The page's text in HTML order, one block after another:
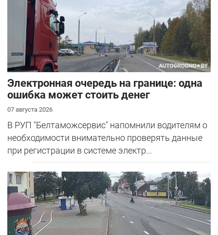
Электронная очередь на границе: одна
ошибка может стоить денег
07 августа 2026
В РУП "Белтаможсервис" напомнили водителям о
необходимости внимательно проверять данные
при регистрации в системе электр...